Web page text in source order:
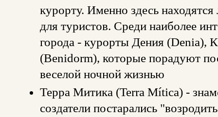
курорту. Именно здесь
для туристов. Среди наиболее
города - курорты Дения (Denia),
(Benidorm), которые порадуют
веселой ночной жизнью
Терра Митика (Terra Mítica) -
создатели постарались